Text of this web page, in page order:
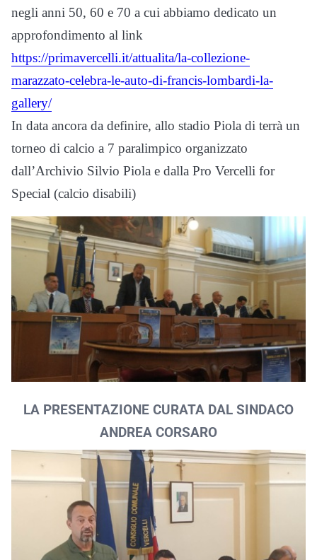
negli anni 50, 60 e 70 a cui abbiamo dedicato un
approfondimento al link
https://primavercelli.it/attualita/la-collezione-
marazzato-celebra-le-auto-di-francis-lombardi-la-
gallery/
In data ancora da definire, allo stadio Piola di terrà un
torneo di calcio a 7 paralimpico organizzato
dall’Archivio Silvio Piola e dalla Pro Vercelli for
Special (calcio disabili)
LA PRESENTAZIONE CURATA DAL SINDACO
ANDREA CORSARO